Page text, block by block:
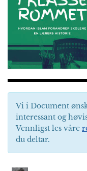
Vi i Document
interessant og
Vennligst les våre
du deltar.